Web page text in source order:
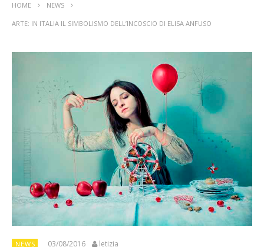
HOME NEWS
ARTE: IN ITALIA IL SIMBOLISMO DELL’INCOSCIO DI ELISA ANFUSO
NEWS 03/08/2016 letizia